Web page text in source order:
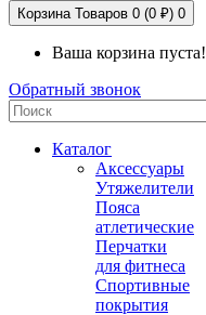
Корзина Товаров 0 (0 ₽) 0
Ваша корзина пуста!
Обратный звонок
Каталог
Аксессуары
Утяжелители
Пояса
атлетические
Перчатки
для фитнеса
Спортивные
покрытия